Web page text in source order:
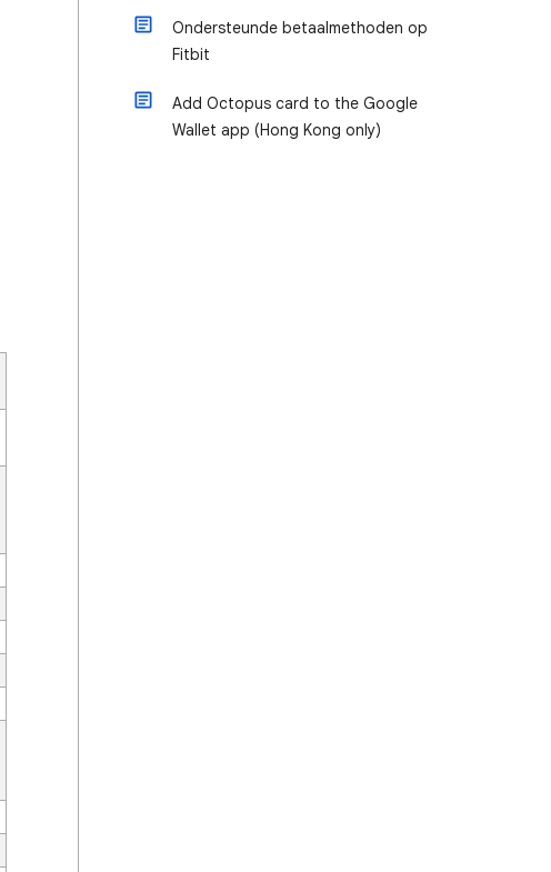
Ondersteunde betaalmethoden op
Fitbit
Add Octopus card to the Google
Wallet app (Hong Kong only)